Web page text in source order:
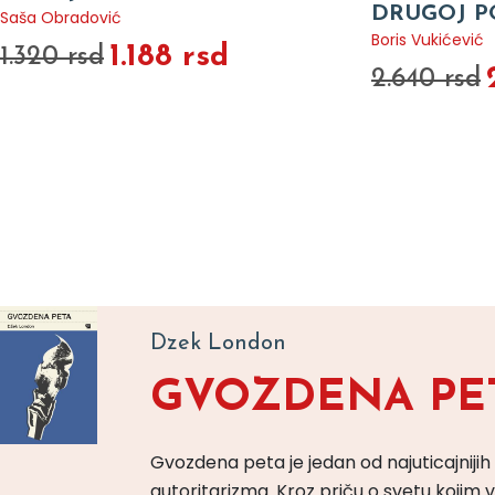
DRUGOJ POLOVINI XX VIJEKA
Boris Vukićević
Kristina
1.980 rsd
Paolo Sorentino
PARTENOPA
"Partenopa“ Paola Sorentina nije